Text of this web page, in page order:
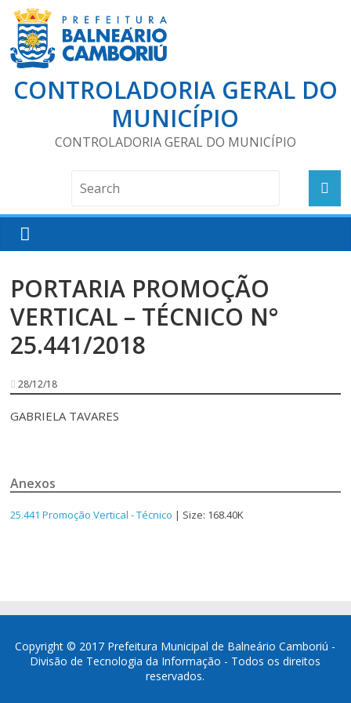
CONTROLADORIA GERAL DO
MUNICÍPIO
CONTROLADORIA GERAL DO MUNICÍPIO
PORTARIA PROMOÇÃO
VERTICAL – TÉCNICO N°
25.441/2018
28/12/18
GABRIELA TAVARES
Anexos
25.441 Promoção Vertical - Técnico | Size: 168.40K
Copyright © 2017 Prefeitura Municipal de Balneário Camboriú -
Divisão de Tecnologia da Informação - Todos os direitos
reservados.